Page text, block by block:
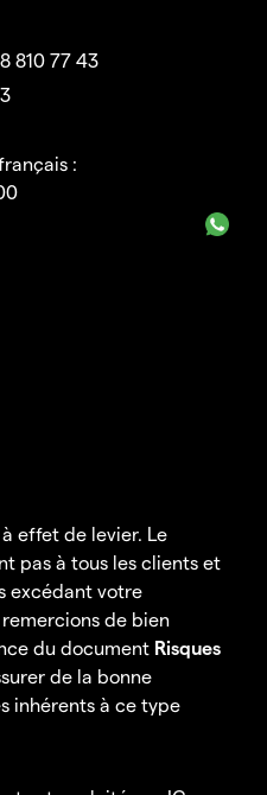
810 77 43
:
effet de levier. Le
pas à tous les clients et
excédant votre
de bien
du document Risques
de la bonne
inhérents à ce type